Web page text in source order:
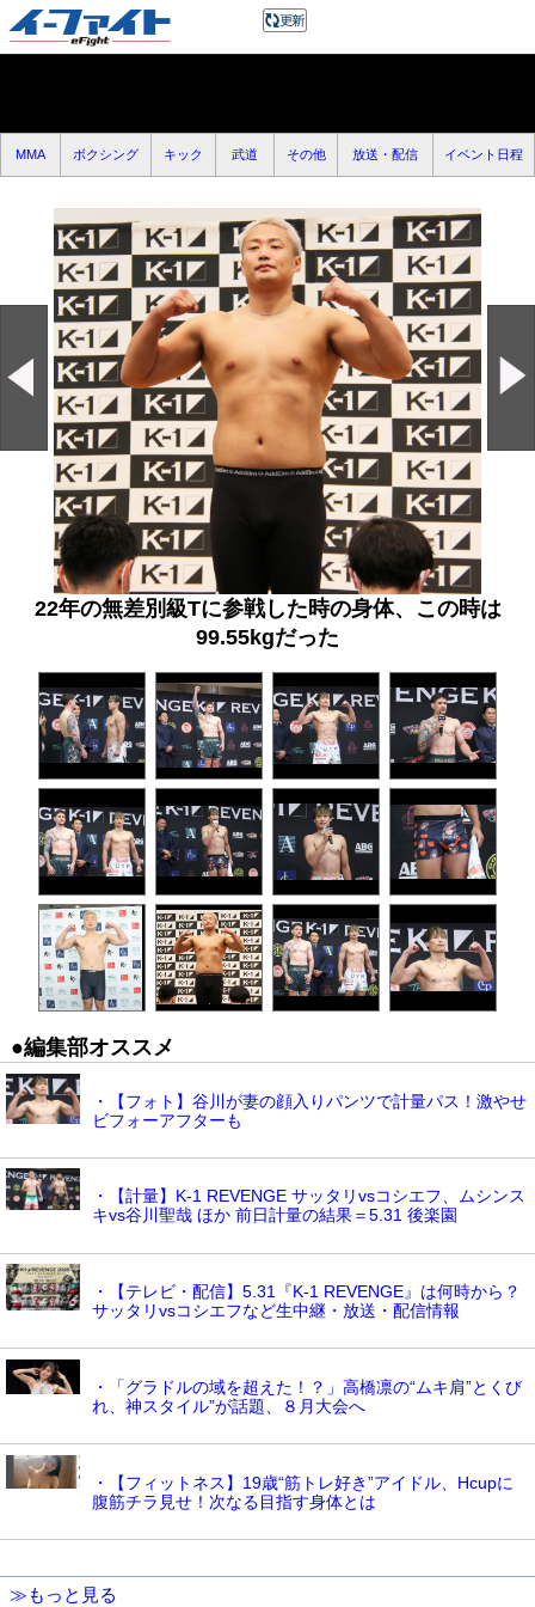
MMA ボクシング キック 武道 その他 放送・配信 イベント日程
22年の無差別級Tに参戦した時の身体、この時は
99.55kgだった
●編集部オススメ
・【フォト】谷川が妻の顔入りパンツで計量パス！激やせ
ビフォーアフターも
・【計量】K-1 REVENGE サッタリvsコシエフ、ムシンス
キvs谷川聖哉 ほか 前日計量の結果＝5.31 後楽園
・【テレビ・配信】5.31『K-1 REVENGE』は何時から？
サッタリvsコシエフなど生中継・放送・配信情報
・「グラドルの域を超えた！？」高橋凛の“ムキ肩”とくび
れ、神スタイル”が話題、８月大会へ
・【フィットネス】19歳“筋トレ好き”アイドル、Hcupに
腹筋チラ見せ！次なる目指す身体とは
≫もっと見る